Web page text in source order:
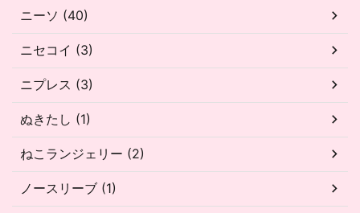
ニーソ (40)
ニセコイ (3)
ニプレス (3)
ぬきたし (1)
ねこランジェリー (2)
ノースリーブ (1)